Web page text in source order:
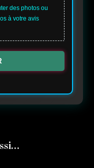
des photos ou
à votre avis